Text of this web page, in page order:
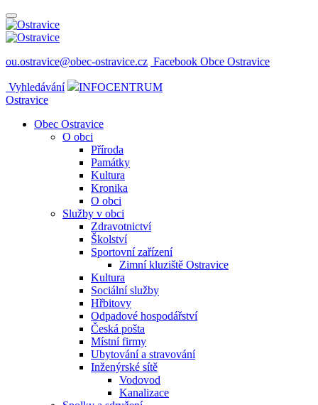
ou.ostravice@obec-ostravice.cz Facebook Obce Ostravice
Vyhledávání
INFOCENTRUM
Ostravice
Obec Ostravice
O obci
Příroda
Památky
Kultura
Kronika
O obci
Služby v obci
Zdravotnictví
Školství
Sportovní zařízení
Zimní kluziště Ostravice
Kultura
Sociální služby
Hřbitovy
Odpadové hospodářství
Česká pošta
Místní firmy
Ubytování a stravování
Inženýrské sítě
Vodovod
Kanalizace